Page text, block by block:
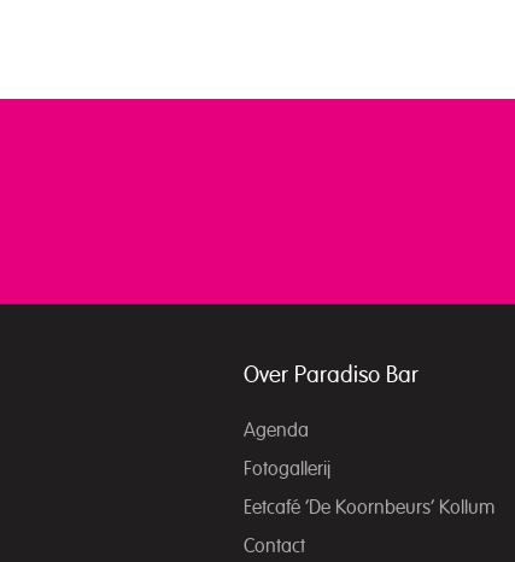
Over Paradiso Bar
Agenda
Fotogallerij
Eetcafé ‘De Koornbeurs’ Kollum
Contact